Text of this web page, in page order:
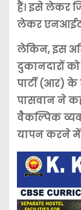
हैं। इसे लेकर
लेकर
लेकिन, इस
दुकानदारों
पार्टी (आर)
पासवान ने
वैकल्पिक
यापन करने में